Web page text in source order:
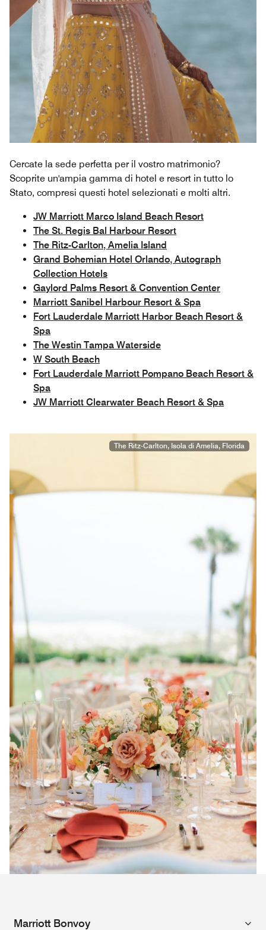
Cercate la sede perfetta per il vostro matrimonio?
Scoprite un'ampia gamma di hotel e resort in tutto lo
Stato, compresi questi hotel selezionati e molti altri.
JW Marriott Marco Island Beach Resort
The St. Regis Bal Harbour Resort
The Ritz-Carlton, Amelia Island
Grand Bohemian Hotel Orlando, Autograph
Collection Hotels
Gaylord Palms Resort & Convention Center
Marriott Sanibel Harbour Resort & Spa
Fort Lauderdale Marriott Harbor Beach Resort &
Spa
The Westin Tampa Waterside
W South Beach
Fort Lauderdale Marriott Pompano Beach Resort &
Spa
JW Marriott Clearwater Beach Resort & Spa
The Ritz-Carlton, Isola di Amelia, Florida
Marriott Bonvoy